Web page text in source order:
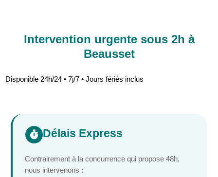
Intervention urgente sous 2h à
Beausset
Disponible 24h/24 • 7j/7 • Jours fériés inclus
 Délais Express
Contrairement à la concurrence qui propose 48h,
nous intervenons :